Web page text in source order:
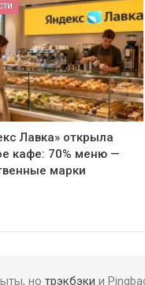
Лавка» открыла
кафе: 70% меню —
марки
но трэкбэки и